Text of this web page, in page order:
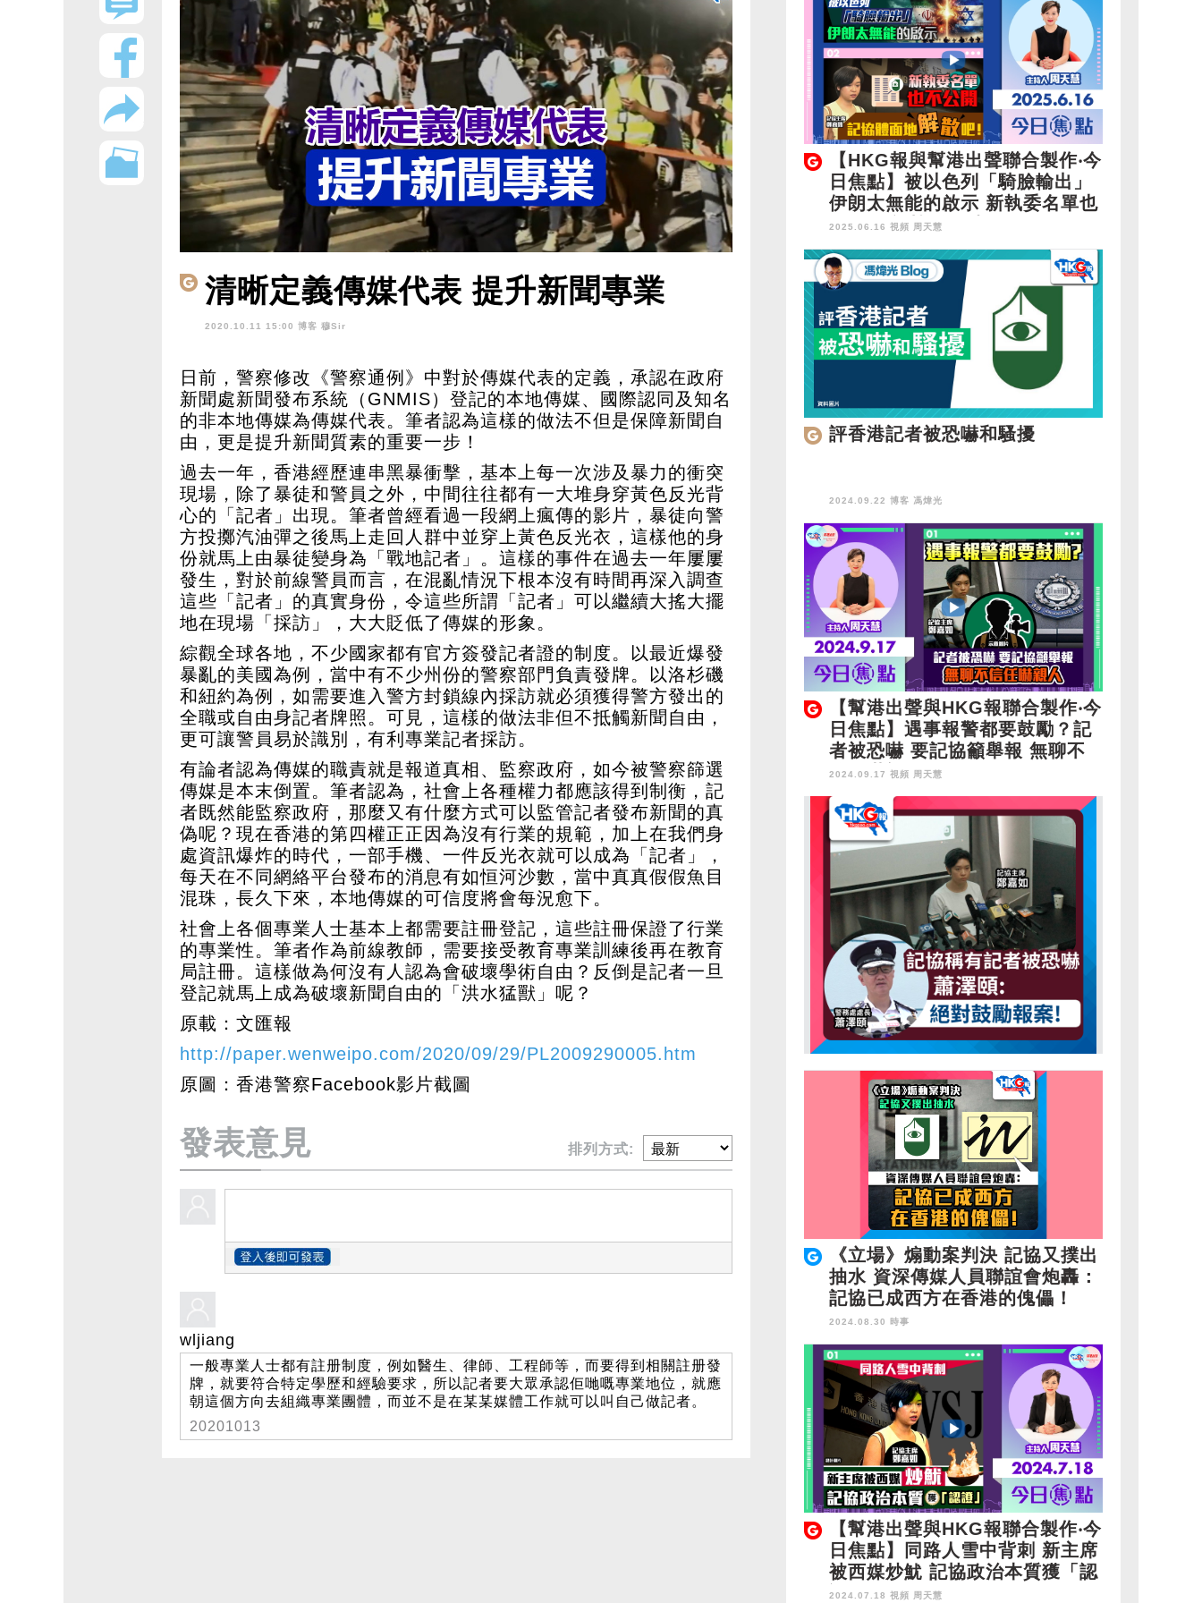
清晰定義傳媒代表 提升新聞專業
2020.10.11 15:00 博客 穆Sir
日前，警察修改《警察通例》中對於傳媒代表的定義，承認在政府
新聞處新聞發布系統（GNMIS）登記的本地傳媒、國際認同及知名
的非本地傳媒為傳媒代表。筆者認為這樣的做法不但是保障新聞自
由，更是提升新聞質素的重要一步！
過去一年，香港經歷連串黑暴衝擊，基本上每一次涉及暴力的衝突
現場，除了暴徒和警員之外，中間往往都有一大堆身穿黃色反光背
心的「記者」出現。筆者曾經看過一段網上瘋傳的影片，暴徒向警
方投擲汽油彈之後馬上走回人群中並穿上黃色反光衣，這樣他的身
份就馬上由暴徒變身為「戰地記者」。這樣的事件在過去一年屢屢
發生，對於前線警員而言，在混亂情況下根本沒有時間再深入調查
這些「記者」的真實身份，令這些所謂「記者」可以繼續大搖大擺
地在現場「採訪」，大大貶低了傳媒的形象。
綜觀全球各地，不少國家都有官方簽發記者證的制度。以最近爆發
暴亂的美國為例，當中有不少州份的警察部門負責發牌。以洛杉磯
和紐約為例，如需要進入警方封鎖線內採訪就必須獲得警方發出的
全職或自由身記者牌照。可見，這樣的做法非但不抵觸新聞自由，
更可讓警員易於識別，有利專業記者採訪。
有論者認為傳媒的職責就是報道真相、監察政府，如今被警察篩選
傳媒是本末倒置。筆者認為，社會上各種權力都應該得到制衡，記
者既然能監察政府，那麼又有什麼方式可以監管記者發布新聞的真
偽呢？現在香港的第四權正正因為沒有行業的規範，加上在我們身
處資訊爆炸的時代，一部手機、一件反光衣就可以成為「記者」，
每天在不同網絡平台發布的消息有如恒河沙數，當中真真假假魚目
混珠，長久下來，本地傳媒的可信度將會每況愈下。
社會上各個專業人士基本上都需要註冊登記，這些註冊保證了行業
的專業性。筆者作為前線教師，需要接受教育專業訓練後再在教育
局註冊。這樣做為何沒有人認為會破壞學術自由？反倒是記者一旦
登記就馬上成為破壞新聞自由的「洪水猛獸」呢？
原載：文匯報
http://paper.wenweipo.com/2020/09/29/PL2009290005.htm
原圖：香港警察Facebook影片截圖
發表意見 排列方式:
wljiang
一般專業人士都有註册制度，例如醫生、律師、工程師等，而要得到相關註册發
牌，就要符合特定學歷和經驗要求，所以記者要大眾承認佢哋嘅專業地位，就應
朝這個方向去組織專業團體，而並不是在某某媒體工作就可以叫自己做記者。
20201013
【HKG報與幫港出聲聯合製作‧今
日焦點】被以色列「騎臉輸出」
伊朗太無能的啟示 新執委名單也
不公開 記協體面地解散吧！
2025.06.16 視頻 周天慧
評香港記者被恐嚇和騷擾
2024.09.22 博客 馮煒光
【幫港出聲與HKG報聯合製作‧今
日焦點】遇事報警都要鼓勵？記
者被恐嚇 要記協籲舉報 無聊不
信任嚇親人
2024.09.17 視頻 周天慧
《立場》煽動案判決 記協又撲出
抽水 資深傳媒人員聯誼會炮轟：
記協已成西方在香港的傀儡！
2024.08.30 時事
【幫港出聲與HKG報聯合製作‧今
日焦點】同路人雪中背刺 新主席
被西媒炒魷 記協政治本質獲「認
證」
2024.07.18 視頻 周天慧